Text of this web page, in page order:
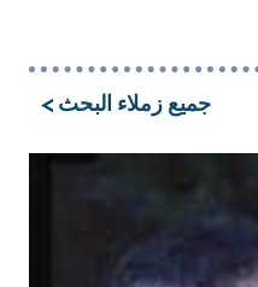
جميع زملاء البحث